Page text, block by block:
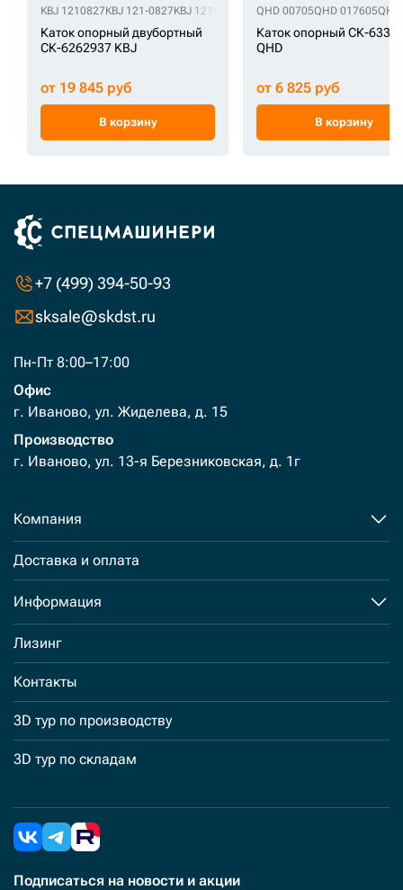
KBJ 1210827KBJ 121-0827KBJ 1210830 KBJ 121-0830KBJ 2-2971KBJ
Каток опорный двубортный
СК-6262937 KBJ
от 19 845 руб
В корзину
QHD 00705QHD 017605
Каток опорный СК-
QHD
от 6 825 руб
В корзину
+7 (499) 394-50-93
sksale@skdst.ru
Пн-Пт 8:00–17:00
Офис
г. Иваново, ул. Жиделева, д. 15
Производство
г. Иваново, ул. 13-я Березниковская, д. 1г
Компания
Доставка и оплата
Информация
Лизинг
Контакты
3D тур по производству
3D тур по складам
Подписаться на новости и акции